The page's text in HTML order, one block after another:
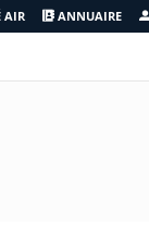
AIR ANNUAIRE